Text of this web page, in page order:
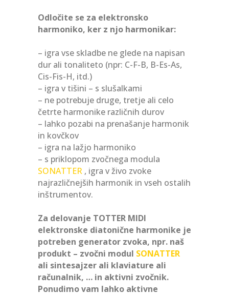
Odločite se za elektronsko
harmoniko, ker z njo harmonikar:
– igra vse skladbe ne glede na napisan
dur ali tonaliteto (npr: C-F-B, B-Es-As,
Cis-Fis-H, itd.)
– igra v tišini – s slušalkami
– ne potrebuje druge, tretje ali celo
četrte harmonike različnih durov
– lahko pozabi na prenašanje harmonik
in kovčkov
– igra na lažjo harmoniko
– s priklopom zvočnega modula
SONATTER , igra v živo zvoke
najrazličnejših harmonik in vseh ostalih
inštrumentov.
Za delovanje TOTTER MIDI
elektronske diatonične harmonike je
potreben generator zvoka, npr. naš
produkt – zvočni modul SONATTER
ali sintesajzer ali klaviature ali
računalnik, … in aktivni zvočnik.
Ponudimo vam lahko aktivne